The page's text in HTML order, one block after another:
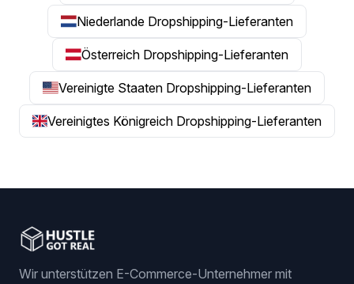
Niederlande Dropshipping-Lieferanten
Österreich Dropshipping-Lieferanten
Vereinigte Staaten Dropshipping-Lieferanten
Vereinigtes Königreich Dropshipping-Lieferanten
Wir unterstützen E-Commerce-Unternehmer mit